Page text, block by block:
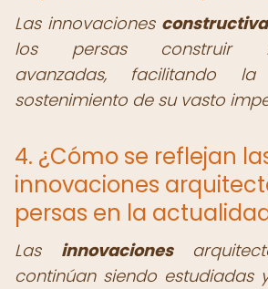
Las innovaciones
los persas construir
avanzadas, facilitando
sostenimiento de su vasto
4. ¿Cómo se reflejan
innovaciones
persas en la
Las innovaciones
continúan siendo estudiadas